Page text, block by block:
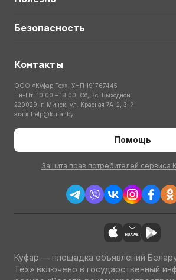
Безопасность
Контакты
ООО «Куфар Тех», УНП 191767445
Пн-Пт: 10:00 – 18:00; Сб, Вс: Выходной
220029, г. Минск, ул. Красная 7А-2, 3-й
этаж help@kufar.by
Помощь
Защита прав потребителей сервиса
Куфар — площадка объявлений
Тех» включено в государственный